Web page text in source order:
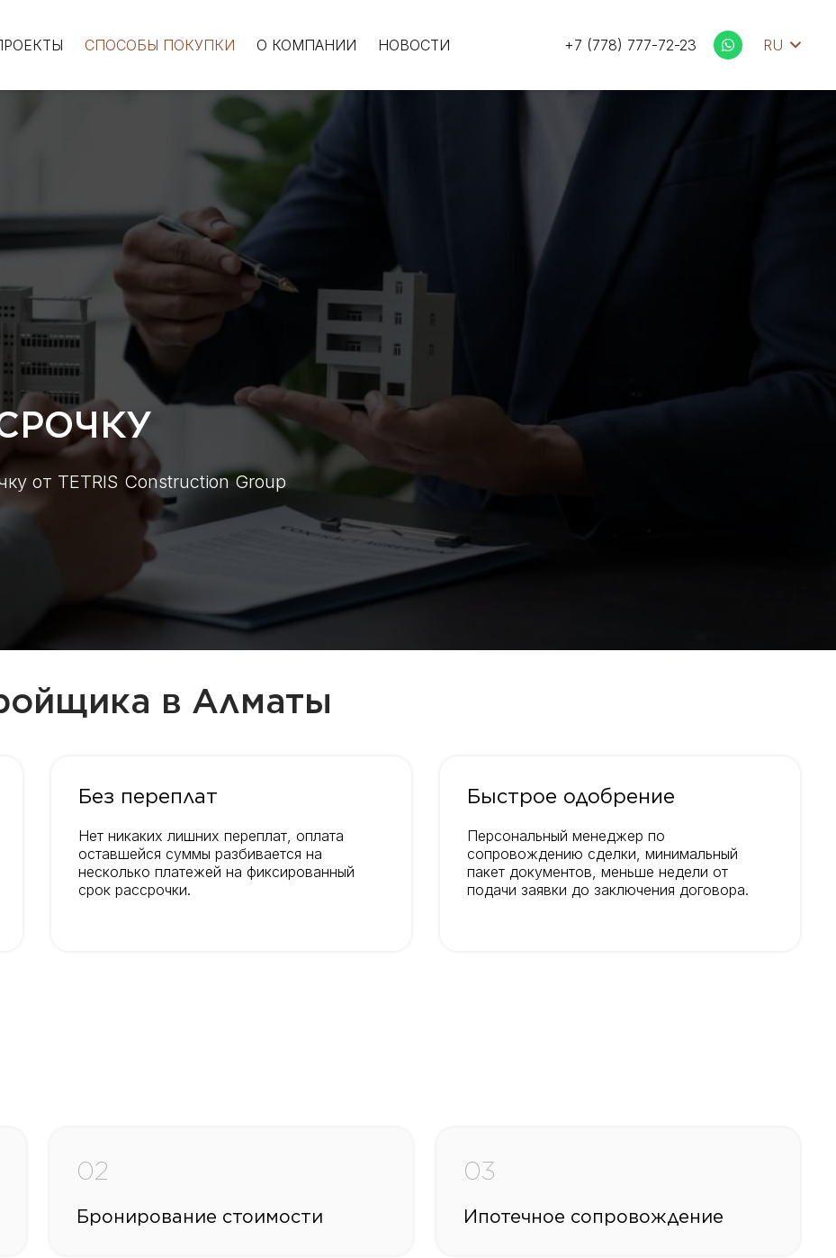
СПОСОБЫ ПОКУПКИ О КОМПАНИИ НОВОСТИ +7 (778) 777-72-23 RU
от TETRIS Construction Group
в Алматы
Без переплат
Нет никаких лишних переплат, оплата
оставшейся суммы разбивается на
несколько платежей на фиксированный
срок рассрочки.
Быстрое одобрение
Персональный менеджер по
сопровождению сделки, минимальный
пакет документов, меньше недели от
подачи заявки до заключения договора.
02
Бронирование стоимости
03
Ипотечное сопровождение